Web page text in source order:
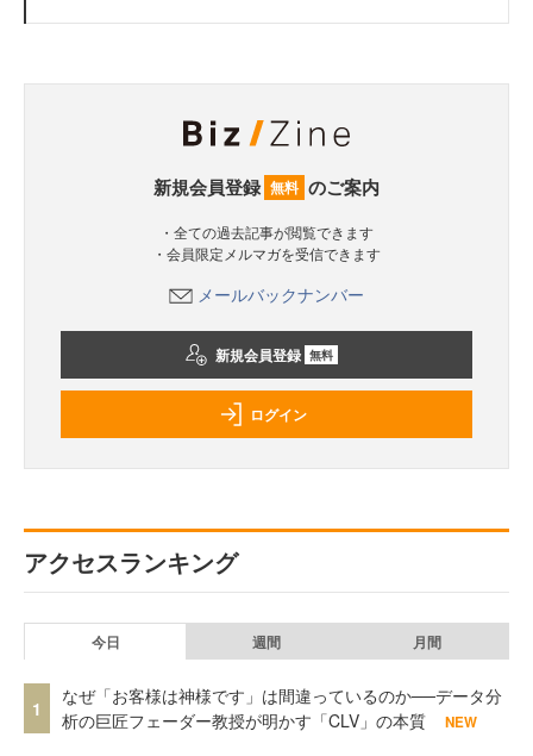
新規会員登録 無料 のご案内
・全ての過去記事が閲覧できます
・会員限定メルマガを受信できます
メールバックナンバー
新規会員登録 無料
ログイン
アクセスランキング
今日 週間 月間
1
なぜ「お客様は神様です」は間違っているのか──データ分
析の巨匠フェーダー教授が明かす「CLV」の本質
NEW